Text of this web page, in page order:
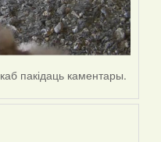
каб пакідаць каментары.